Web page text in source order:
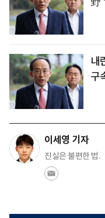
내
구
이세영 기자
진실은 불편한 법.